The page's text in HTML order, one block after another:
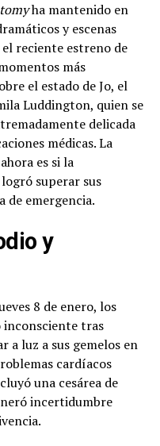
ha mantenido en
y escenas
reciente estreno de
más
el estado de Jo, el
Luddington, quien se
delicada
médicas. La
es si la
superar sus
de emergencia.
y
8 de enero, los
inconsciente tras
a luz a sus gemelos en
cardíacos
una cesárea de
incertidumbre